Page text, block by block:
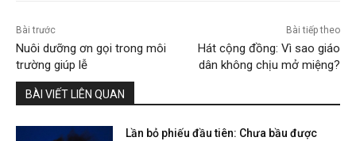
Bài trước
Nuôi dưỡng ơn gọi trong môi
trường giúp lễ
Bài tiếp theo
Hát cộng đồng: Vì sao giáo
dân không chịu mở miệng?
BÀI VIẾT LIÊN QUAN
Lần bỏ phiếu đầu tiên: Chưa bầu được